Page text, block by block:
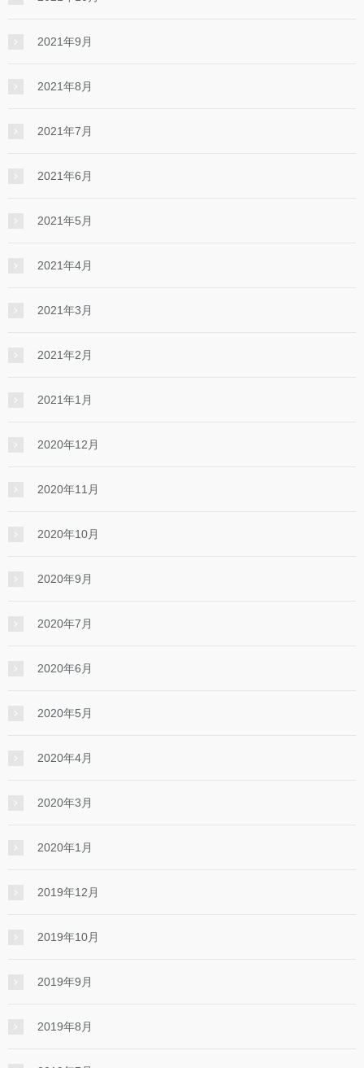
2021年9月
2021年8月
2021年7月
2021年6月
2021年5月
2021年4月
2021年3月
2021年2月
2021年1月
2020年12月
2020年11月
2020年10月
2020年9月
2020年7月
2020年6月
2020年5月
2020年4月
2020年3月
2020年1月
2019年12月
2019年10月
2019年9月
2019年8月